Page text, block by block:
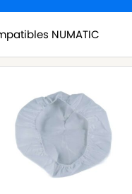
NUMATIC